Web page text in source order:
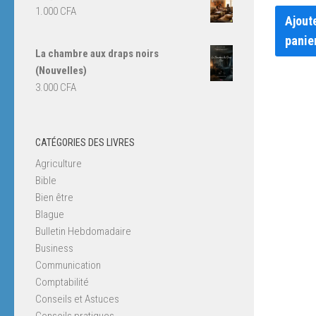
1.000 CFA
La chambre aux draps noirs
(Nouvelles)
3.000 CFA
CATÉGORIES DES LIVRES
Agriculture
Bible
Bien être
Blague
Bulletin Hebdomadaire
Business
Communication
Comptabilité
Conseils et Astuces